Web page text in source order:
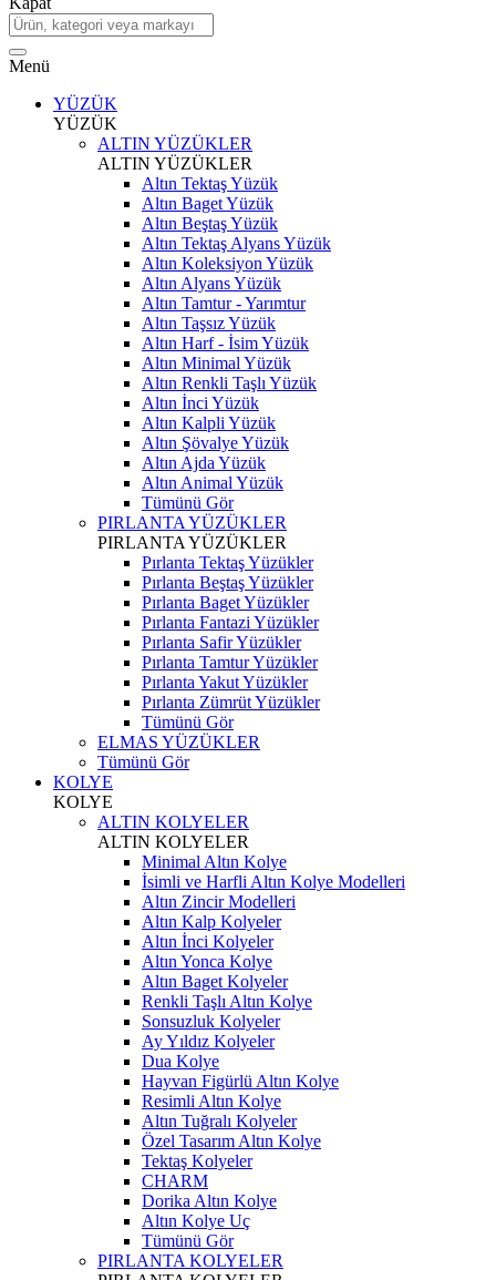
Menü
YÜZÜK
YÜZÜK
ALTIN YÜZÜKLER
ALTIN YÜZÜKLER
Altın Tektaş Yüzük
Altın Baget Yüzük
Altın Beştaş Yüzük
Altın Tektaş Alyans Yüzük
Altın Koleksiyon Yüzük
Altın Alyans Yüzük
Altın Tamtur - Yarımtur
Altın Taşsız Yüzük
Altın Harf - İsim Yüzük
Altın Minimal Yüzük
Altın Renkli Taşlı Yüzük
Altın İnci Yüzük
Altın Kalpli Yüzük
Altın Şövalye Yüzük
Altın Ajda Yüzük
Altın Animal Yüzük
Tümünü Gör
PIRLANTA YÜZÜKLER
PIRLANTA YÜZÜKLER
Pırlanta Tektaş Yüzükler
Pırlanta Beştaş Yüzükler
Pırlanta Baget Yüzükler
Pırlanta Fantazi Yüzükler
Pırlanta Safir Yüzükler
Pırlanta Tamtur Yüzükler
Pırlanta Yakut Yüzükler
Pırlanta Zümrüt Yüzükler
Tümünü Gör
ELMAS YÜZÜKLER
Tümünü Gör
KOLYE
KOLYE
ALTIN KOLYELER
ALTIN KOLYELER
Minimal Altın Kolye
İsimli ve Harfli Altın Kolye Modelleri
Altın Zincir Modelleri
Altın Kalp Kolyeler
Altın İnci Kolyeler
Altın Yonca Kolye
Altın Baget Kolyeler
Renkli Taşlı Altın Kolye
Sonsuzluk Kolyeler
Ay Yıldız Kolyeler
Dua Kolye
Hayvan Figürlü Altın Kolye
Resimli Altın Kolye
Altın Tuğralı Kolyeler
Özel Tasarım Altın Kolye
Tektaş Kolyeler
CHARM
Dorika Altın Kolye
Altın Kolye Uç
Tümünü Gör
PIRLANTA KOLYELER